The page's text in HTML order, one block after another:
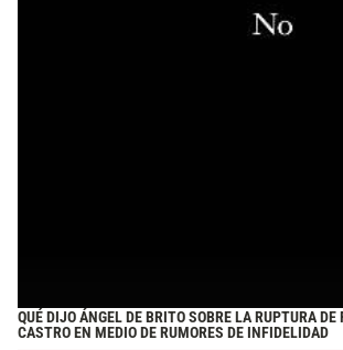
QUÉ DIJO ÁNGEL DE BRITO SOBRE LA RUPTURA DE
CASTRO EN MEDIO DE RUMORES DE INFIDELIDAD